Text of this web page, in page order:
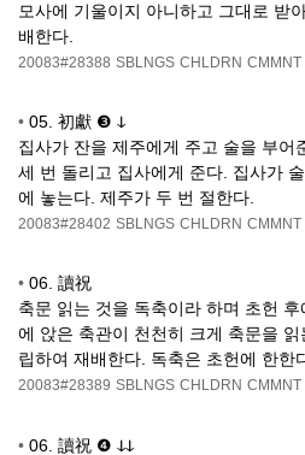
모사에 기울이지 아니하고 그대로 받
배한다.
20083#28388 SBLNGS CHLDRN CMMNT
• 05. 初獻 ❸ ↆ
집사가 잔을 제주에게 주고 술을 부어
세 번 돌리고 집사에게 준다. 집사가
에 놓는다. 제주가 두 번 절한다.
20083#28402 SBLNGS CHLDRN CMMNT
• 06. 讀祝
축문 읽는 것을 독축이라 하며 초헌
에 앉은 축관이 천천히 크게 축문을
립하여 재배한다. 독축은 초헌에 한한
20083#28389 SBLNGS CHLDRN CMMNT
• 06. 讀祝 ❹ ↆↆ